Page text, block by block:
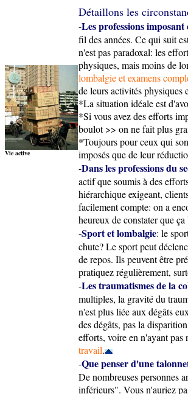
Vie active
Détaillons les
-Les professions
fil des années. Ce qui suit
n'est pas paradoxal: les
physiques, mais moins de
lombalgie et examens
de leurs activités physiques
*La situation idéale est
*Si vous avez des efforts
boulot >> on ne fait plus
*Toujours pour ceux qui
imposés que de leur
-Dans les professions du
actif que soumis à des
hiérarchique exigeant,
facilement compte: on a
heureux de constater que
-Sport et lombalgie: le
chute? Le sport peut
de repos. Ils peuvent être
pratiquez régulièrement,
-Les traumatismes de la
multiples, la gravité du
n'est plus liée aux dégâts
des dégâts, pas la
efforts, voire en n'ayant
travail.
-Que penser d'une
De nombreuses personnes
inférieurs". Vous n'auriez